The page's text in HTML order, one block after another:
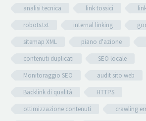
analisi tecnica
link tossici
robots.txt
internal linking
sitemap XML
piano d'azione
contenuti duplicati
SEO locale
Monitoraggio SEO
audit sito web
Backlink di qualità
HTTPS
ottimizzazione contenuti
crawling